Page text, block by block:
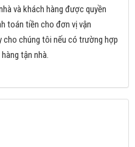
và khách hàng được quyền
toán tiền cho đơn vị vận
cho chúng tôi nếu có trường hợp
tận nhà.